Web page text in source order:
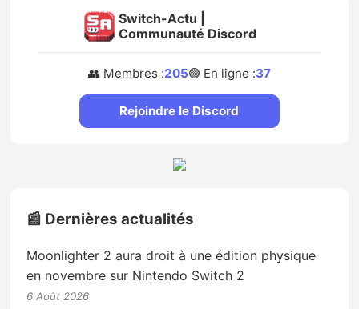
Switch-Actu |
Communauté Discord
👥 Membres :205🟢 En ligne :37
Rejoindre le Discord
📰 Dernières actualités
Moonlighter 2 aura droit à une édition physique
en novembre sur Nintendo Switch 2
6 Août 2026